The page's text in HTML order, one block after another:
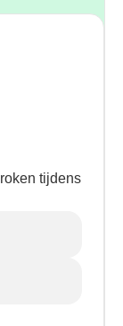
tijdens